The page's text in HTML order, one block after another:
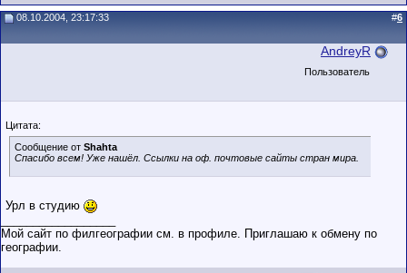
08.10.2004, 23:17:33 #6
AndreyR
Пользователь
Цитата:
Сообщение от Shahta
Спасибо всем! Уже нашёл. Ссылки на оф. почтовые сайты стран мира.
Урл в студию
Мой сайт по филгеографии см. в профиле. Приглашаю к обмену по
географии.